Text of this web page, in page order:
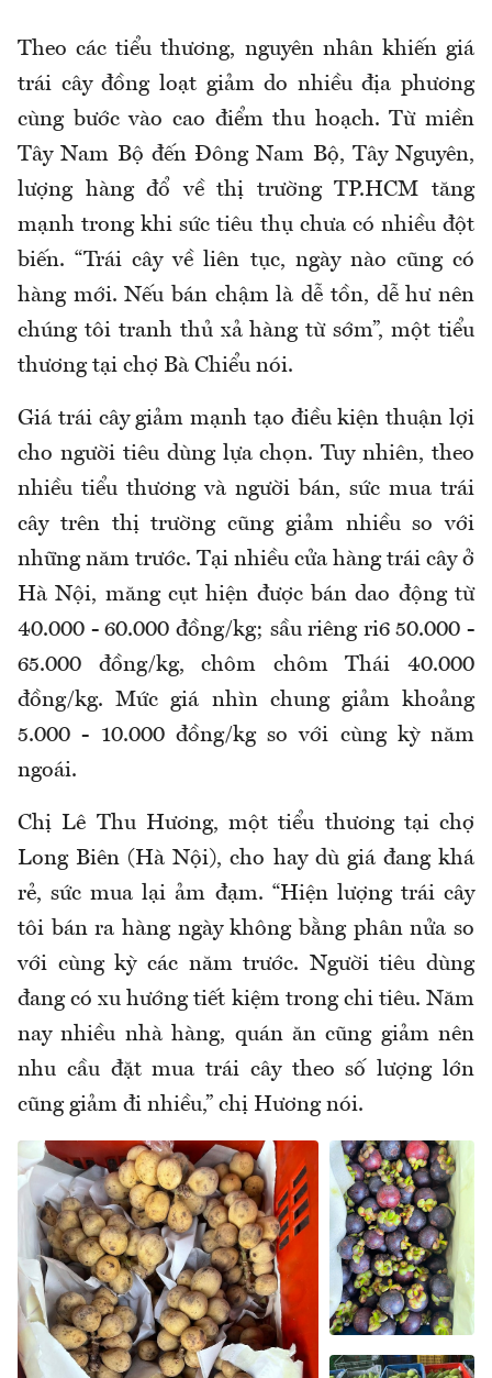
Theo các tiểu thương, nguyên nhân khiến giá
trái cây đồng loạt giảm do nhiều địa phương
cùng bước vào cao điểm thu hoạch. Từ miền
Tây Nam Bộ đến Đông Nam Bộ, Tây Nguyên,
lượng hàng đổ về thị trường TP.HCM tăng
mạnh trong khi sức tiêu thụ chưa có nhiều đột
biến. “Trái cây về liên tục, ngày nào cũng có
hàng mới. Nếu bán chậm là dễ tồn, dễ hư nên
chúng tôi tranh thủ xả hàng từ sớm”, một tiểu
thương tại chợ Bà Chiểu nói.
Giá trái cây giảm mạnh tạo điều kiện thuận lợi
cho người tiêu dùng lựa chọn. Tuy nhiên, theo
nhiều tiểu thương và người bán, sức mua trái
cây trên thị trường cũng giảm nhiều so với
những năm trước. Tại nhiều cửa hàng trái cây ở
Hà Nội, măng cụt hiện được bán dao động từ
40.000 - 60.000 đồng/kg; sầu riêng ri6 50.000 -
65.000 đồng/kg, chôm chôm Thái 40.000
đồng/kg. Mức giá nhìn chung giảm khoảng
5.000 - 10.000 đồng/kg so với cùng kỳ năm
ngoái.
Chị Lê Thu Hương, một tiểu thương tại chợ
Long Biên (Hà Nội), cho hay dù giá đang khá
rẻ, sức mua lại ảm đạm. “Hiện lượng trái cây
tôi bán ra hàng ngày không bằng phân nửa so
với cùng kỳ các năm trước. Người tiêu dùng
đang có xu hướng tiết kiệm trong chi tiêu. Năm
nay nhiều nhà hàng, quán ăn cũng giảm nên
nhu cầu đặt mua trái cây theo số lượng lớn
cũng giảm đi nhiều,” chị Hương nói.